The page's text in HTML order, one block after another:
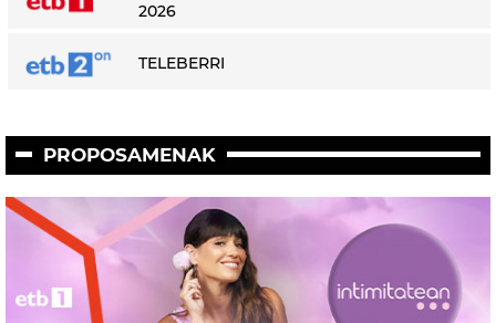
2026
TELEBERRI
PROPOSAMENAK